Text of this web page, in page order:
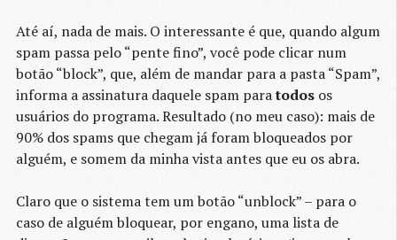
Até aí, nada de mais. O interessante é que, quando algum
spam passa pelo “pente fino”, você pode clicar num
botão “block”, que, além de mandar para a pasta “Spam”,
informa a assinatura daquele spam paratodos os
usuários do programa. Resultado (no meu caso): mais de
90% dos spams que chegam já foram bloqueados por
alguém, e somem da minha vista antes que eu os abra.
Claro que o sistema tem um botão “unblock” – para o
caso de alguém bloquear, por engano, uma lista de